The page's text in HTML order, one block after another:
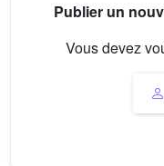
Publier un
Vous devez